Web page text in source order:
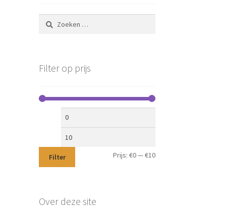
Zoeken
naar:
Filter op prijs
Min.
Filter Prijs: €0—€10
Over deze site